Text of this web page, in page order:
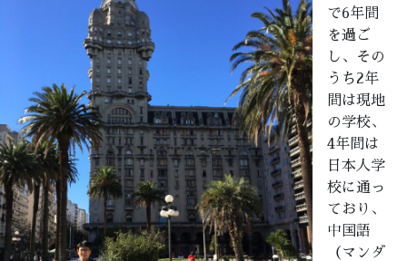
で6年間
を過ご
し、その
うち2年
間は現地
の学校、
4年間は
日本人学
校に通っ
ており、
中国語
（マンダ